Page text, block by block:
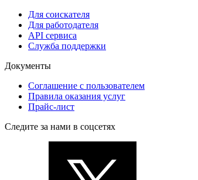
Для соискателя
Для работодателя
API сервиса
Служба поддержки
Документы
Соглашение с пользователем
Правила оказания услуг
Прайс-лист
Следите за нами в соцсетях